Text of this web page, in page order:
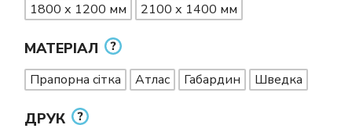
1800 х 1200 мм
2100 х 1400 мм
МАТЕРІАЛ
Прапорна сітка Атлас Габардин Шведка
ДРУК